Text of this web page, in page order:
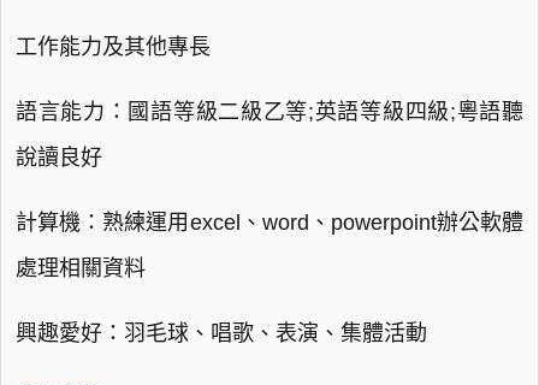
工作能力及其他專長
語言能力：國語等級二級乙等;英語等級四級;粵語聽
說讀良好
計算機：熟練運用excel、word、powerpoint辦公軟體
處理相關資料
興趣愛好：羽毛球、唱歌、表演、集體活動